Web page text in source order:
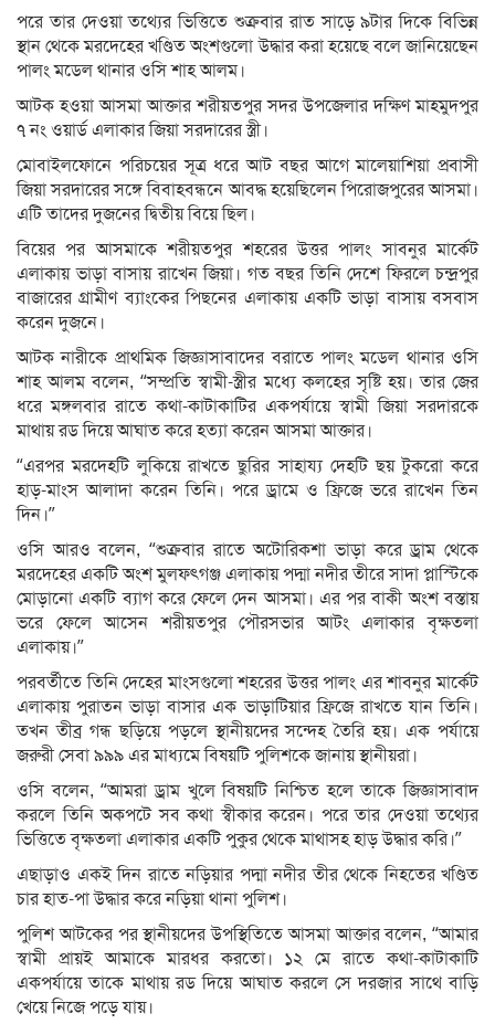
পরে তার দেওয়া তথ্যের ভিত্তিতে শুক্রবার রাত সাড়ে ৯টার দিকে বিভিন্ন
স্থান থেকে মরদেহের খণ্ডিত অংশগুলো উদ্ধার করা হয়েছে বলে জানিয়েছেন
পালং মডেল থানার ওসি শাহ আলম।
আটক হওয়া আসমা আক্তার শরীয়তপুর সদর উপজেলার দক্ষিণ মাহমুদপুর
৭ নং ওয়ার্ড এলাকার জিয়া সরদারের স্ত্রী।
মোবাইলফোনে পরিচয়ের সূত্র ধরে আট বছর আগে মালেয়াশিয়া প্রবাসী
জিয়া সরদারের সঙ্গে বিবাহবন্ধনে আবদ্ধ হয়েছিলেন পিরোজপুরের আসমা।
এটি তাদের দুজনের দ্বিতীয় বিয়ে ছিল।
বিয়ের পর আসমাকে শরীয়তপুর শহরের উত্তর পালং সাবনুর মার্কেট
এলাকায় ভাড়া বাসায় রাখেন জিয়া। গত বছর তিনি দেশে ফিরলে চন্দ্রপুর
বাজারের গ্রামীণ ব্যাংকের পিছনের এলাকায় একটি ভাড়া বাসায় বসবাস
করেন দুজনে।
আটক নারীকে প্রাথমিক জিজ্ঞাসাবাদের বরাতে পালং মডেল থানার ওসি
শাহ আলম বলেন, “সম্প্রতি স্বামী-স্ত্রীর মধ্যে কলহের সৃষ্টি হয়। তার জের
ধরে মঙ্গলবার রাতে কথা-কাটাকাটির একপর্যায়ে স্বামী জিয়া সরদারকে
মাথায় রড দিয়ে আঘাত করে হত্যা করেন আসমা আক্তার।
“এরপর মরদেহটি লুকিয়ে রাখতে ছুরির সাহায্য দেহটি ছয় টুকরো করে
হাড়-মাংস আলাদা করেন তিনি। পরে ড্রামে ও ফ্রিজে ভরে রাখেন তিন
দিন।”
ওসি আরও বলেন, “শুক্রবার রাতে অটোরিকশা ভাড়া করে ড্রাম থেকে
মরদেহের একটি অংশ মুলফৎগঞ্জ এলাকায় পদ্মা নদীর তীরে সাদা প্লাস্টিকে
মোড়ানো একটি ব্যাগ করে ফেলে দেন আসমা। এর পর বাকী অংশ বস্তায়
ভরে ফেলে আসেন শরীয়তপুর পৌরসভার আটং এলাকার বৃক্ষতলা
এলাকায়।”
পরবর্তীতে তিনি দেহের মাংসগুলো শহরের উত্তর পালং এর শাবনুর মার্কেট
এলাকায় পুরাতন ভাড়া বাসার এক ভাড়াটিয়ার ফ্রিজে রাখতে যান তিনি।
তখন তীব্র গন্ধ ছড়িয়ে পড়লে স্থানীয়দের সন্দেহ তৈরি হয়। এক পর্যায়ে
জরুরী সেবা ৯৯৯ এর মাধ্যমে বিষয়টি পুলিশকে জানায় স্থানীয়রা।
ওসি বলেন, “আমরা ড্রাম খুলে বিষয়টি নিশ্চিত হলে তাকে জিজ্ঞাসাবাদ
করলে তিনি অকপটে সব কথা স্বীকার করেন। পরে তার দেওয়া তথ্যের
ভিত্তিতে বৃক্ষতলা এলাকার একটি পুকুর থেকে মাথাসহ হাড় উদ্ধার করি।”
এছাড়াও একই দিন রাতে নড়িয়ার পদ্মা নদীর তীর থেকে নিহতের খণ্ডিত
চার হাত-পা উদ্ধার করে নড়িয়া থানা পুলিশ।
পুলিশ আটকের পর স্থানীয়দের উপস্থিতিতে আসমা আক্তার বলেন, “আমার
স্বামী প্রায়ই আমাকে মারধর করতো। ১২ মে রাতে কথা-কাটাকাটি
একপর্যায়ে তাকে মাথায় রড দিয়ে আঘাত করলে সে দরজার সাথে বাড়ি
খেয়ে নিজে পড়ে যায়।